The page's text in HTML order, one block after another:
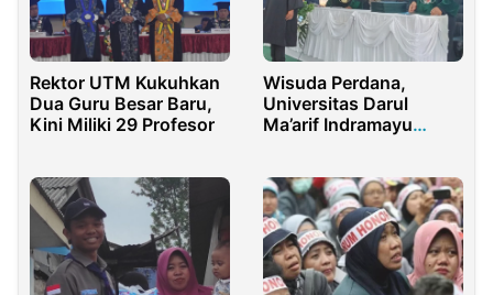
Rektor UTM Kukuhkan
Dua Guru Besar Baru,
Kini Miliki 29 Profesor
Wisuda Perdana,
Universitas Darul
Ma’arif Indramayu